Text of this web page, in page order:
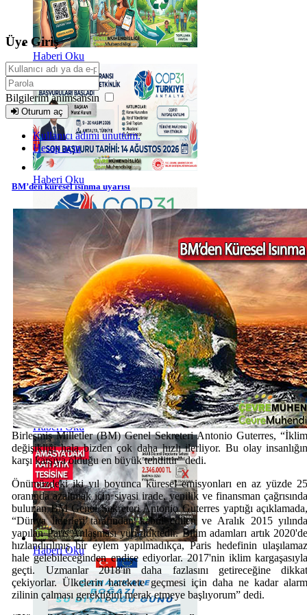
Haberi Oku
Haberi Oku
Haberi Oku
Haberi Oku
Haberi Oku
Üye Giriş
Bilgilerim anımsansın
Oturum aç
Kullanıcı adımı unuttum.
Hesap açın
BM’den küresel ısınma uyarısı
Birleşmiş Milletler (BM) Genel Sekreteri Antonio Guterres,
değişikliği hala bizden çok daha hızlı ilerliyor. Bu olay
karşı karşıya olduğu en büyük tehdittir” dedi.
Önümüzdeki iki yıl boyunca küresel emisyonları en az yüzde
oranında azaltmak için siyasi irade, yenilik ve finansman
bulunan BM Genel Sekreteri Antonio Guterres yaptığı
“Dünya liderleri tarafından kabul edilen ve Aralık 2015
yapılan Paris Anlaşması yürürlüktedir. Bilim adamları artık
hızlandırılmış bir eylem yapılmadıkça, Paris hedefinin
hale gelebileceğinden endişe ediyorlar. 2017'nin iklim
geçti. Uzmanlar 2018'in daha fazlasını getireceğine
çekiyorlar. Ülkelerin harekete geçmesi için daha ne kadar
zilinin çalması gerektiğini merak etmeye başlıyorum” dedi.